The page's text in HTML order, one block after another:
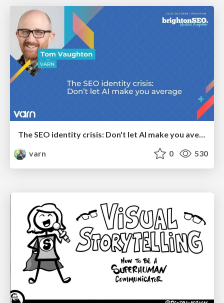
The SEO identity crisis: Don't let AI make you average
varn
0 530